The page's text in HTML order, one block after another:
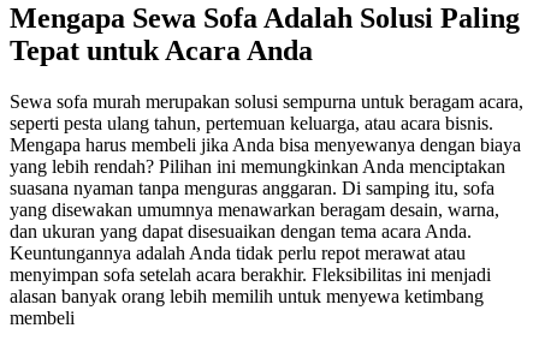
Mengapa Sewa Sofa Adalah Solusi Paling
Tepat untuk Acara Anda
Sewa sofa murah merupakan solusi sempurna untuk beragam acara,
seperti pesta ulang tahun, pertemuan keluarga, atau acara bisnis.
Mengapa harus membeli jika Anda bisa menyewanya dengan biaya
yang lebih rendah? Pilihan ini memungkinkan Anda menciptakan
suasana nyaman tanpa menguras anggaran. Di samping itu, sofa
yang disewakan umumnya menawarkan beragam desain, warna,
dan ukuran yang dapat disesuaikan dengan tema acara Anda.
Keuntungannya adalah Anda tidak perlu repot merawat atau
menyimpan sofa setelah acara berakhir. Fleksibilitas ini menjadi
alasan banyak orang lebih memilih untuk menyewa ketimbang
membeli